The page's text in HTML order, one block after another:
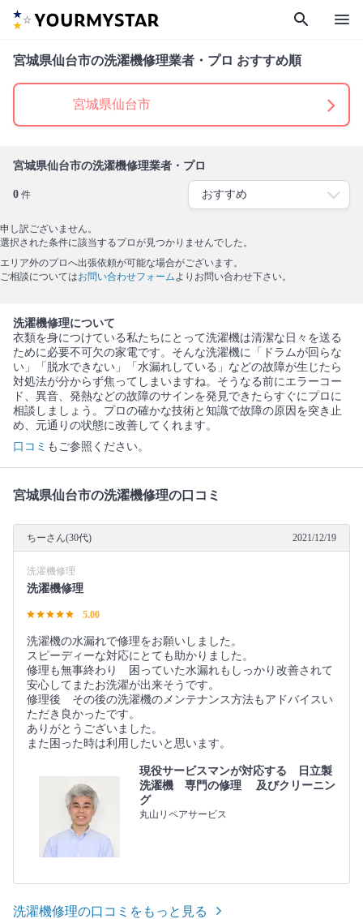
search menu
宮城県仙台市の洗濯機修理業者・プロ おすすめ順
宮城県仙台市
宮城県仙台市の洗濯機修理業者・プロ
0 件
申し訳ございません。
選択された条件に該当するプロが見つかりませんでした。
エリア外のプロへ出張依頼が可能な場合がございます。
ご相談についてはお問い合わせフォームよりお問い合わせ下さい。
洗濯機修理について
衣類を身につけている私たちにとって洗濯機は清潔な日々を送る
ために必要不可欠の家電です。そんな洗濯機に「ドラムが回らな
い」「脱水できない」「水漏れしている」などの故障が生じたら
対処法が分からず焦ってしまいますね。そうなる前にエラーコー
ド、異音、発熱などの故障のサインを発見できたらすぐにプロに
相談しましょう。プロの確かな技術と知識で故障の原因を突き止
め、元通りの状態に改善してくれます。
口コミ もご参照ください。
宮城県仙台市の洗濯機修理の口コミ
ちーさん(30代) 2021/12/19
洗濯機修理
洗濯機修理
5.00
洗濯機の水漏れで修理をお願いしました。
スピーディーな対応にとても助かりました。
修理も無事終わり 困っていた水漏れもしっかり改善されて
安心してまたお洗濯が出来そうです。
修理後 その後の洗濯機のメンテナンス方法もアドバイスい
ただき良かったです。
ありがとうございました。
また困った時は利用したいと思います。
現役サービスマンが対応する 日立製
洗濯機 専門の修理 及びクリーニン
グ
丸山リペアサービス
洗濯機修理の口コミをもっと見る